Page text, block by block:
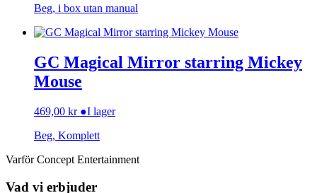
Beg, i box utan manual
GC Magical Mirror starring Mickey
Mouse
469,00 kr ●I lager
Beg, Komplett
Varför Concept Entertainment
Vad vi erbjuder